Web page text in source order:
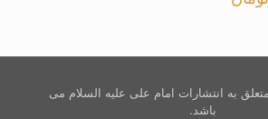
به انتشارات امام علی علیه السلام می
باشد.